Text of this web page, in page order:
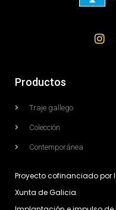
Productos
Traje gallego
Colección
Contemporánea
Proyecto cofinanciado por
Xunta de Galicia.